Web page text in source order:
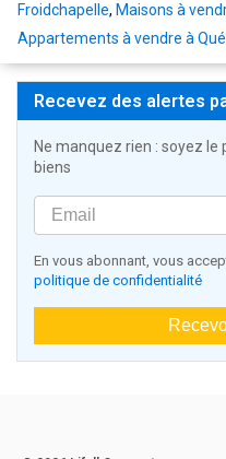
Froidchapelle, Maisons à
Appartements à vendre à
Recevez des alertes
Ne manquez rien : soyez
biens
En vous abonnant, vous
politique de confidentialité